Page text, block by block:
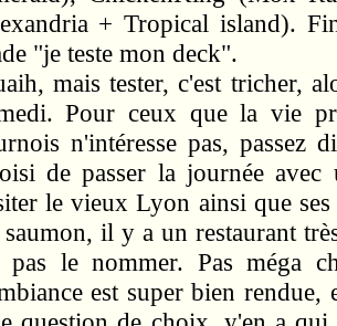
+ Tropical island).
"je teste mon deck".
mais tester, c'est tricher,
Pour ceux que la vie
n'intéresse pas, passez
de passer la journée
le vieux Lyon ainsi que
saumon, il y a un restaurant
pas le nommer. Pas méga
est super bien